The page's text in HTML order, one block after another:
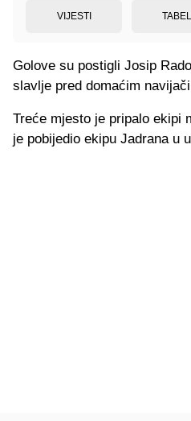
VIJESTI
Golove su postigli Josip
slavlje pred domaćim
Treće mjesto je pripalo ekipi
je pobijedio ekipu Jadrana u